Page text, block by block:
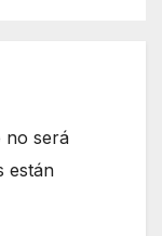
no será
están